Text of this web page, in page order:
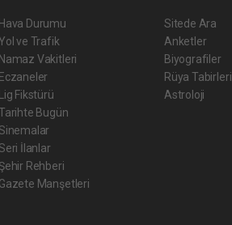
Durumu
ve Trafik
Vakitleri
Fikstürü
Bugün
İlanlar
Rehberi
Manşetleri
Sitede Ara
Anketler
Biyografiler
Rüya Tabirleri
Astroloji